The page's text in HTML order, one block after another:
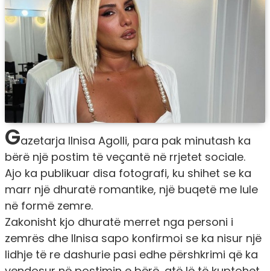
Gazetarja Ilnisa Agolli, para pak minutash ka
bërë një postim të veçantë në rrjetet sociale.
Ajo ka publikuar disa fotografi, ku shihet se ka
marr një dhuratë romantike, një buqetë me lule
në formë zemre.
Zakonisht kjo dhuratë merret nga personi i
zemrës dhe Ilnisa sapo konfirmoi se ka nisur një
lidhje të re dashurie pasi edhe përshkrimi që ka